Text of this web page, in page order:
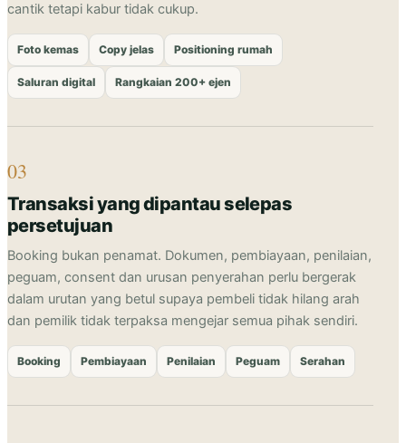
cantik tetapi kabur tidak cukup.
Foto kemas Copy jelas Positioning rumah
Saluran digital Rangkaian 200+ ejen
03
Transaksi yang dipantau selepas
persetujuan
Booking bukan penamat. Dokumen, pembiayaan, penilaian,
peguam, consent dan urusan penyerahan perlu bergerak
dalam urutan yang betul supaya pembeli tidak hilang arah
dan pemilik tidak terpaksa mengejar semua pihak sendiri.
Booking Pembiayaan Penilaian Peguam Serahan